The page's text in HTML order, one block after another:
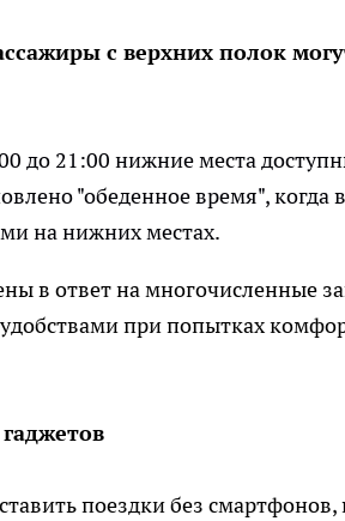
с верхних полок
до 21:00 нижние места
"обеденное время", когда
на нижних местах.
в ответ на многочисленные
при попытках
поездки без